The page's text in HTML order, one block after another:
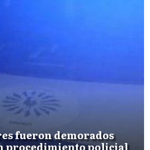
fueron demorados
procedimiento policial